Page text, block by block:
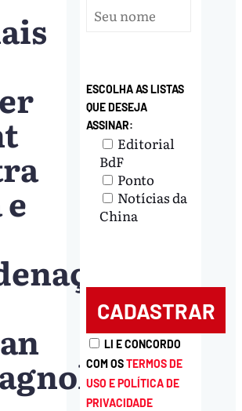
ESCOLHA AS LISTAS
QUE DESEJA
ASSINAR:
Editorial
BdF
Ponto
Notícias da
China
LI E CONCORDO
COM OSTERMOS DE
USO E POLÍTICA DE
PRIVACIDADE